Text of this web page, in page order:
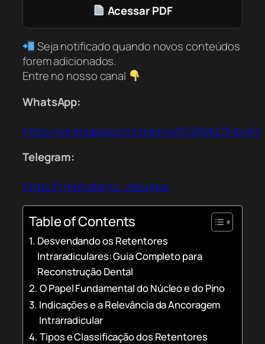
Acessar PDF
Seja notificado quando novos conteúdos
forem adicionados.
Entre no nosso canal
WhatsApp:
https://whatsapp.com/channel/
Telegram:
https://t.me/odonto_resumos
Table of Contents
Desvendando os Retentores
Intraradiculares: Guia Completo para
Reconstrução Dental
O Papel Fundamental do Núcleo e do Pino
Indicações e a Relevância da Ancoragem
Intrarradicular
Tipos e Classificação dos Retentores